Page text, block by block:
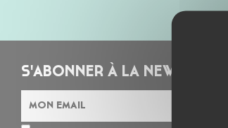
S'ABONNER À LA NEWSLETTER